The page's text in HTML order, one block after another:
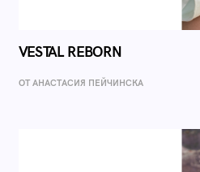
VESTAL REBORN
ОТ AНАСТАСИЯ ПЕЙЧИНСКА